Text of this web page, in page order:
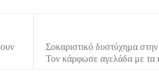
Σοκαριστικό δυστύχημα
Τον κάρφωσε αγελάδα με τα